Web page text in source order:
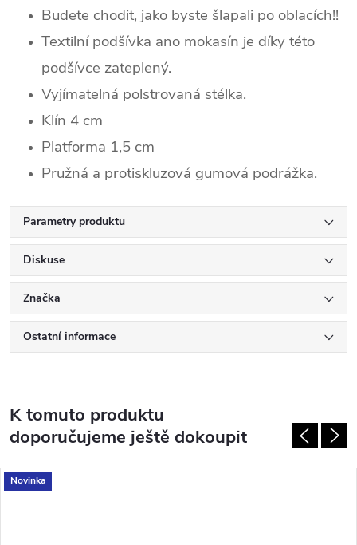
Budete chodit, jako byste šlapali po oblacích!!
Textilní podšívka ano mokasín je díky této
podšívce zateplený.
Vyjímatelná polstrovaná stélka.
Klín 4 cm
Platforma 1,5 cm
Pružná a protiskluzová gumová podrážka.
Parametry produktu
Diskuse
Značka
Ostatní informace
K tomuto produktu
doporučujeme ještě dokoupit
Novinka